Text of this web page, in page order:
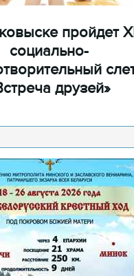
пройдет
социально-
друзей»